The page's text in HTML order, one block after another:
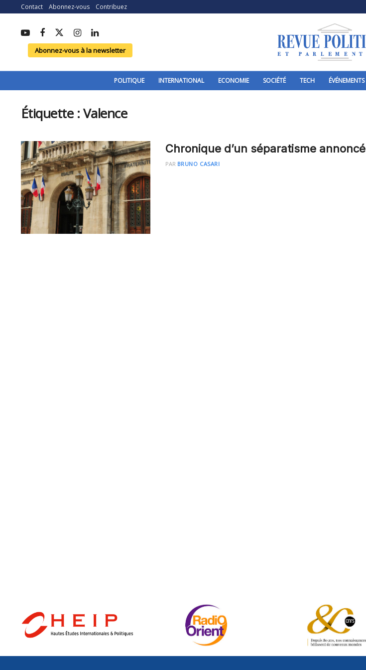
Contact Abonnez-vous Contribuez
Abonnez-vous à la newsletter
POLITIQUE INTERNATIONAL ECONOMIE SOCIÉTÉ TECH ÉVÉNEMENTS
Étiquette :Valence
Chronique d’un séparatisme annoncé
PAR BRUNO CASARI